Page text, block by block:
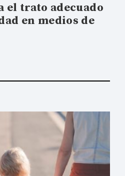
el trato adecuado
en medios de